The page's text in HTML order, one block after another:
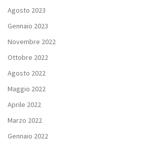
Agosto 2023
Gennaio 2023
Novembre 2022
Ottobre 2022
Agosto 2022
Maggio 2022
Aprile 2022
Marzo 2022
Gennaio 2022